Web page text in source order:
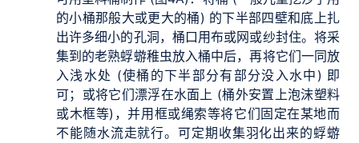
的小桶那般大或更大的桶) 的下半部四壁和底上扎
出许多细小的孔洞，桶口用布或网或纱封住。将采
集到的老熟蜉蝣稚虫放入桶中后，再将它们一同放
入浅水处 (使桶的下半部分有部分没入水中) 即
可；或将它们漂浮在水面上 (桶外安置上泡沫塑料
或木框等)，并用框或绳索等将它们固定在某地而
不能随水流走就行。可定期收集羽化出来的蜉蝣